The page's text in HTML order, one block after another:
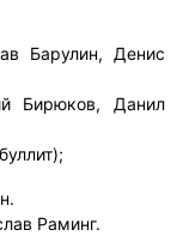
Барулин, Денис
Бирюков, Данил
Раминг.